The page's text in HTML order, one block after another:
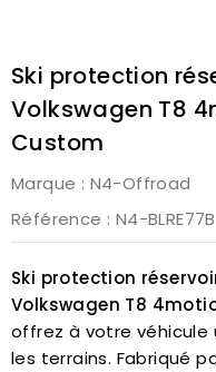
Ski protection
Volkswagen T8
Custom
Marque : N4-Offroad
Référence : N4-BLRE77B
Ski protection
Volkswagen T8
offrez à votre véhicule
les terrains. Fabriqué